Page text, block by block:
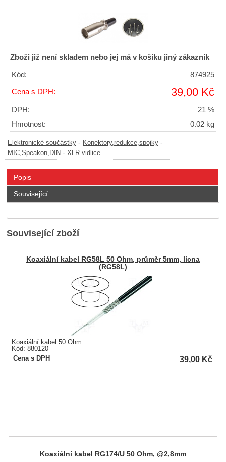
Zboži již není skladem nebo jej má v košíku jiný zákazník
Kód: 874925
Cena s DPH: 39,00 Kč
DPH:
21 %
Hmotnost:
0.02 kg
Elektronické součástky - Konektory,redukce,spojky -
MIC,Speakon,DIN - XLR vidlice
Popis
Související
Související zboží
Koaxiální kabel RG58L 50 Ohm, průměr 5mm, licna
(RG58L)
Koaxiální kabel 50 Ohm
Kód: 880120
Cena s DPH
39,00 Kč
Koaxiální kabel RG174/U 50 Ohm, @2,8mm